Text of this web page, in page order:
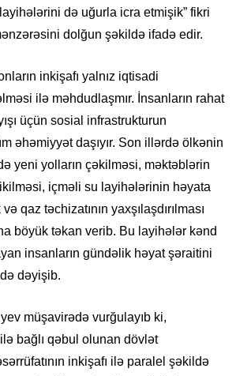
də uğurla icra etmişik” fikri
dolğun şəkildə ifadə edir.
inkişafı yalnız iqtisadi
ilə məhdudlaşmır. İnsanların rahat
üçün sosial infrastrukturun
əhəmiyyət daşıyır. Son illərdə ölkənin
yeni yolların çəkilməsi, məktəblərin
içməli su layihələrinin həyata
qaz təchizatının yaxşılaşdırılması
böyük təkan verib. Bu layihələr kənd
insanların gündəlik həyat şəraitini
dəyişib.
müşavirədə vurğulayıb ki,
bağlı qəbul olunan dövlət
inkişafı ilə paralel şəkildə